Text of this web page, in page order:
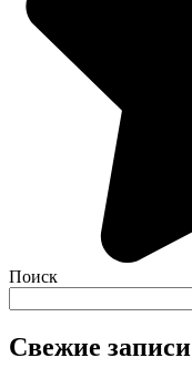
Поиск
Свежие записи